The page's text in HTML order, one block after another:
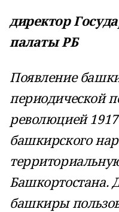
директор
палаты РБ
Появление
периодической
революцией
башкирского
Башкортостана.
башкиры